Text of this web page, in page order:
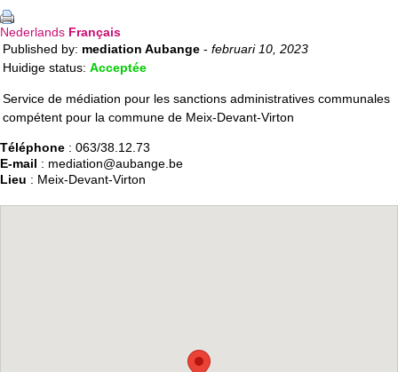
Nederlands Français
Published by: mediation Aubange - februari 10, 2023
Huidige status: Acceptée
Service de médiation pour les sanctions administratives communales
compétent pour la commune de Meix-Devant-Virton
Téléphone : 063/38.12.73
E-mail : mediation@aubange.be
Lieu : Meix-Devant-Virton